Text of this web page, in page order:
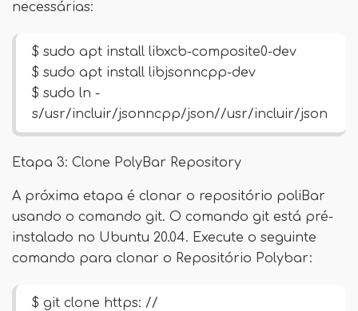
necessárias:
$ sudo apt install libxcb-composite0-dev
$ sudo apt install libjsonncpp-dev
$ sudo ln -
s/usr/incluir/jsonncpp/json//usr/incluir/json
Etapa 3: Clone PolyBar Repository
A próxima etapa é clonar o repositório poliBar
usando o comando git. O comando git está pré-
instalado no Ubuntu 20.04. Execute o seguinte
comando para clonar o Repositório Polybar:
$ git clone https: //